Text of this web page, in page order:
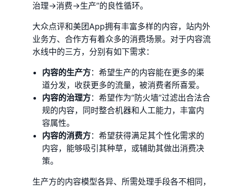
治理→消费→生产”的良性循环。
大众点评和美团App拥有丰富多样的内容，站内外
业务方、合作方有着众多的消费场景。对于内容流
水线中的三方，分别有如下需求：
内容的生产方：希望生产的内容能在更多的渠
道分发，收获更多的流量，被消费者所喜爱。
内容的治理方：希望作为“防火墙”过滤出合法合
规的内容，同时整合机器和人工能力，丰富内
容属性。
内容的消费方：希望获得满足其个性化需求的
内容，能够吸引其种草，或辅助其做出消费决
策。
生产方的内容模型各异、所需处理手段各不相同，